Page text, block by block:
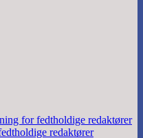
for fedtholdige redaktører
redaktører